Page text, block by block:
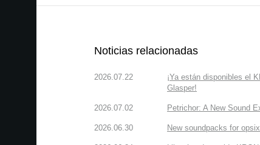
Noticias relacionadas
2026.07.22
¡Ya están disponibles el
Glasper!
2026.07.02 Petrichor: A New Sound
2026.06.30 New soundpacks for